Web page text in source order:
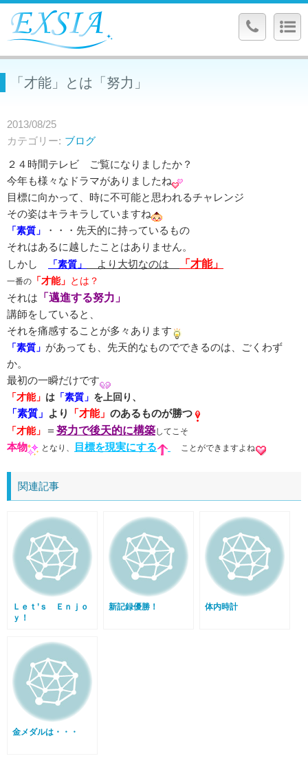
「才能」とは「努力」
2013/08/25
カテゴリー
ブログ
２４時間テレビ ご覧になりましたか？
今年も様々なドラマがありましたね
目標に向かって、時に不可能と思われるチャレンジ
その姿はキラキラしていますね
「素質」
・・・先天的に持っているもの
それはあるに越したことはありません。
しかし
「素質」 より大切なのは 「才能」
一番の 「才能」 とは？
それは 「邁進する努力」
講師をしていると、
それを痛感することが多々あります
「素質」 があっても、先天的なものでできるのは、ごくわず
か。
最初の一瞬だけです
「才能」 は 「素質」 を上回り、
「素質」 より 「才能」 のあるものが勝つ
「才能」 ＝努力で後天的に構築してこそ
本物 となり、 目標を現実にする ことができますよね
関連記事
Ｌｅｔ’ｓ Ｅｎｊｏ
ｙ！
新記録優勝！ 体内時計
金メダルは・・・